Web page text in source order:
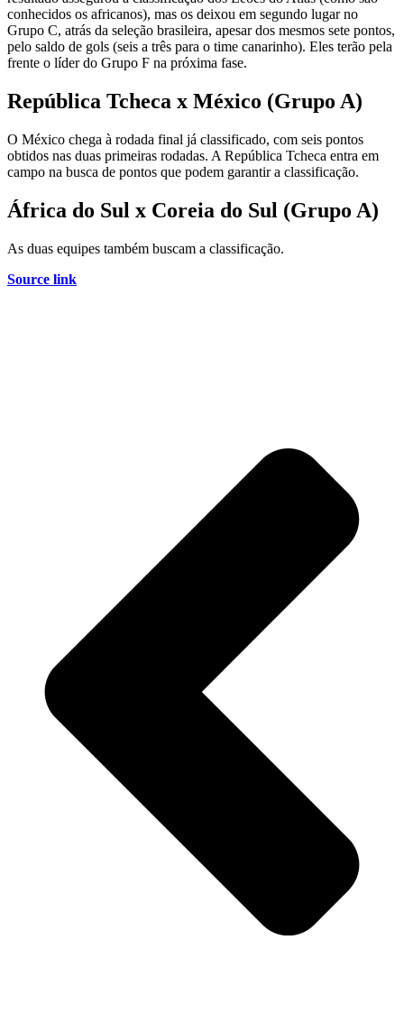
conhecidos os africanos), mas os deixou em segundo lugar no
Grupo C, atrás da seleção brasileira, apesar dos mesmos sete pontos,
pelo saldo de gols (seis a três para o time canarinho). Eles terão pela
frente o líder do Grupo F na próxima fase.
República Tcheca x México (Grupo A)
O México chega à rodada final já classificado, com seis pontos
obtidos nas duas primeiras rodadas. A República Tcheca entra em
campo na busca de pontos que podem garantir a classificação.
África do Sul x Coreia do Sul (Grupo A)
As duas equipes também buscam a classificação.
Source link